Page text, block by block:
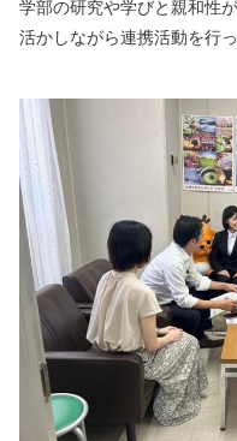
学部の研究や学びと親和性
活かしながら連携活動を行っ